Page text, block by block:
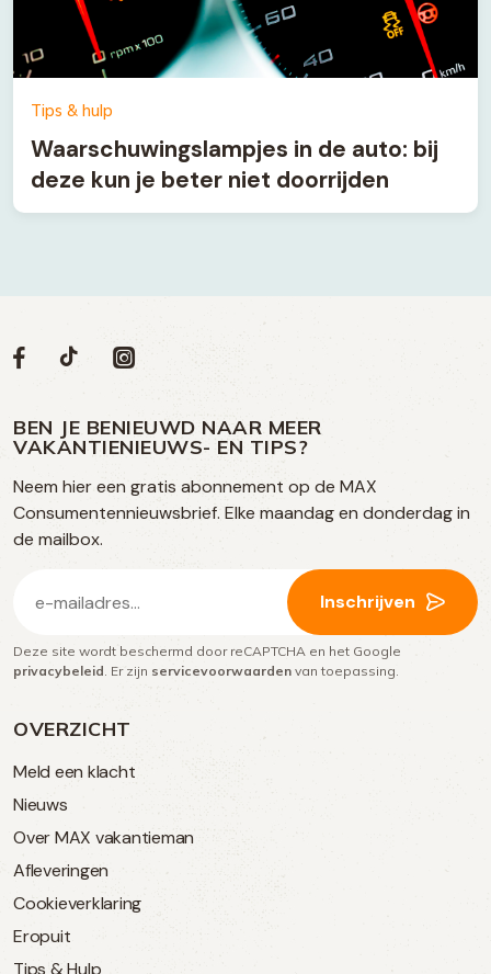
Tips & hulp
Waarschuwingslampjes in de auto: bij
deze kun je beter niet doorrijden
OVERZICHT
Meld een klacht
Nieuws
Over MAX vakantieman
Afleveringen
Cookieverklaring
Eropuit
Tips & Hulp
Volg
op
social
media
Social
Volg
op
Facebook
Volg
op
TikTok
Volg
op
Instagram
BEN JE BENIEUWD NAAR MEER
VAKANTIENIEUWS- EN TIPS?
Neem hier een gratis abonnement op de MAX
Consumentennieuwsbrief. Elke maandag en donderdag in
de mailbox.
mailadres
(Vereist)
Inschrijven
Deze site wordt beschermd door reCAPTCHA en het Google
privacybeleid . Er zijn servicevoorwaarden van toepassing.